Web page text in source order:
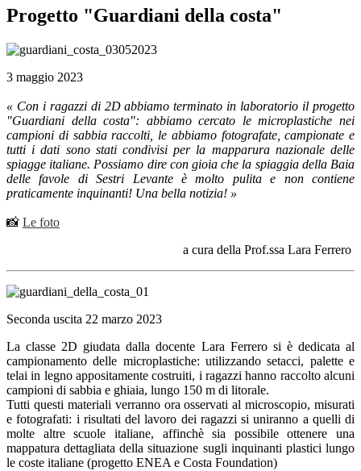
Progetto "Guardiani della costa"
3 maggio 2023
« Con i ragazzi di 2D abbiamo terminato in laboratorio il progetto
"Guardiani della costa": abbiamo cercato le microplastiche nei
campioni di sabbia raccolti, le abbiamo fotografate, campionate e
tutti i dati sono stati condivisi per la mapparura nazionale delle
spiagge italiane. Possiamo dire con gioia che la spiaggia della Baia
delle favole di Sestri Levante è molto pulita e non contiene
praticamente inquinanti! Una bella notizia! »
📸 Le foto
a cura della Prof.ssa Lara Ferrero
Seconda uscita 22 marzo 2023
La classe 2D giudata dalla docente Lara Ferrero si è dedicata al
campionamento delle microplastiche: utilizzando setacci, palette e
telai in legno appositamente costruiti, i ragazzi hanno raccolto alcuni
campioni di sabbia e ghiaia, lungo 150 m di litorale.
Tutti questi materiali verranno ora osservati al microscopio, misurati
e fotografati: i risultati del lavoro dei ragazzi si uniranno a quelli di
molte altre scuole italiane, affinchè sia possibile ottenere una
mappatura dettagliata della situazione sugli inquinanti plastici lungo
le coste italiane (progetto ENEA e Costa Foundation)